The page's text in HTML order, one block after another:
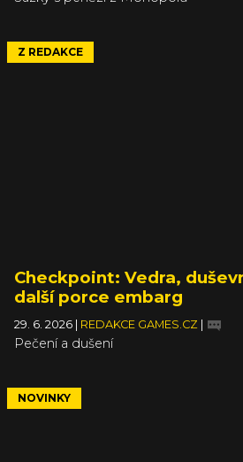
Z REDAKCE
Checkpoint: Vedra,
další porce embarg
29. 6. 2026 REDAKCE GAMES.CZ
Pečení a dušení
NOVINKY